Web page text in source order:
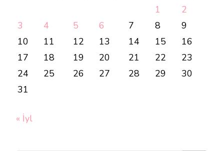
1
2
3
4 5 6 7 8
9
10
11 12 13 14 15
16
17
18 19 20 21 22
23
24
25 26 27 28 29
30
31
« İyl